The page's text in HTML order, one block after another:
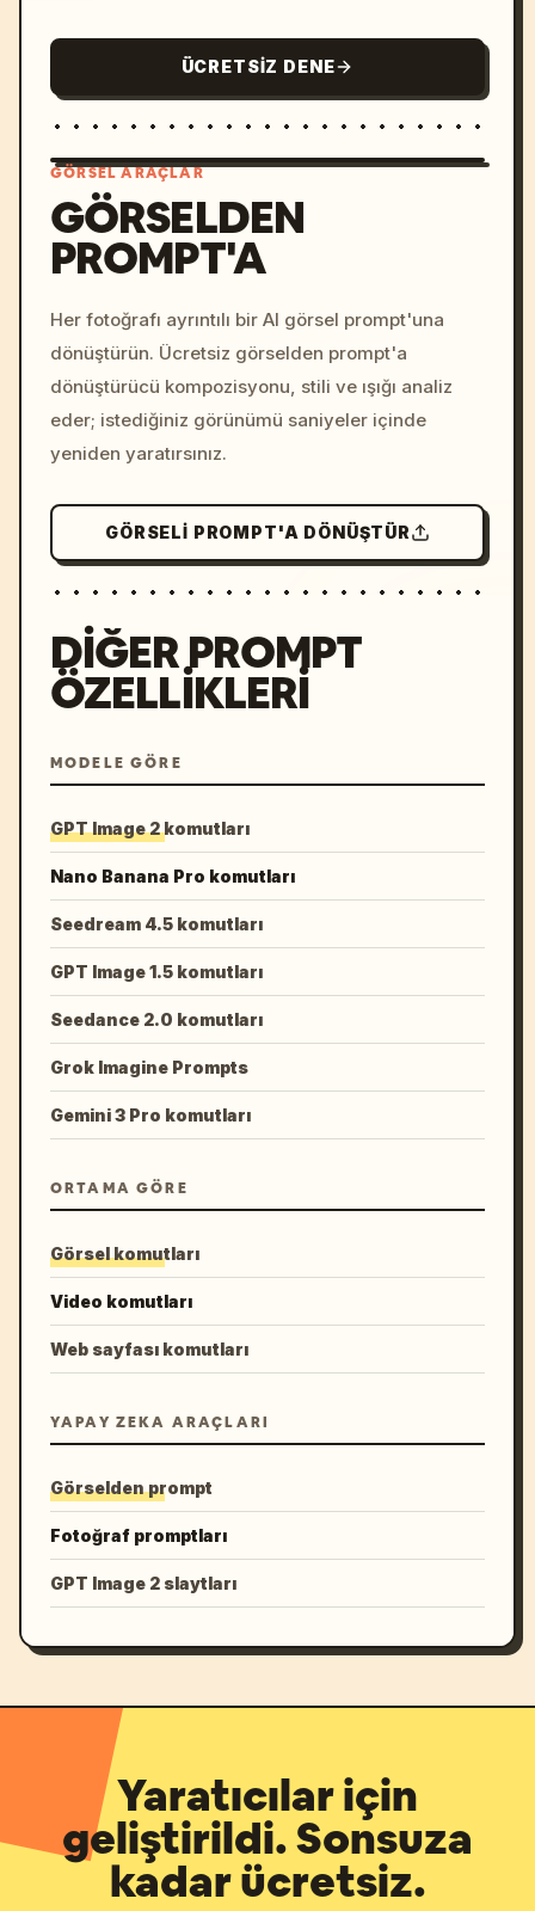
ÜCRETSIZ DENE
colors, 8k --v 6.0
GÖRSEL ARAÇLAR
GÖRSELDEN
PROMPT'A
Her fotoğrafı ayrıntılı bir AI görsel prompt'una
dönüştürün. Ücretsiz görselden prompt'a
dönüştürücü kompozisyonu, stili ve ışığı analiz
eder; istediğiniz görünümü saniyeler içinde
yeniden yaratırsınız.
GÖRSELI PROMPT'A DÖNÜŞTÜR
DIĞER PROMPT
ÖZELLIKLERI
MODELE GÖRE
GPT Image 2 komutları
Nano Banana Pro komutları
Seedream 4.5 komutları
GPT Image 1.5 komutları
Seedance 2.0 komutları
Grok Imagine Prompts
Gemini 3 Pro komutları
ORTAMA GÖRE
Görsel komutları
Video komutları
Web sayfası komutları
YAPAY ZEKA ARAÇLARI
Görselden prompt
Fotoğraf promptları
GPT Image 2 slaytları
Yaratıcılar için
geliştirildi. Sonsuza
kadar ücretsiz.